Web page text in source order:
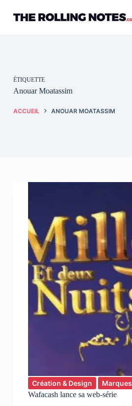
contenu
ÉTIQUETTE
Anouar Moatassim
ACCUEIL ANOUAR MOATASSIM
Création & Design
Marques
Wafacash lance sa web-série